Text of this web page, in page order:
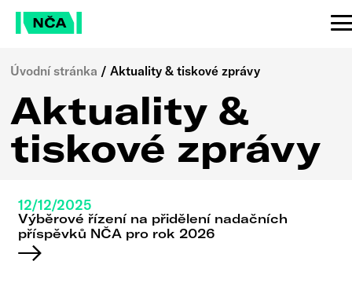
Úvodní stránka /Aktuality & tiskové zprávy
Aktuality &
tiskové zprávy
12/12/2025
Výběrové řízení na přidělení nadačních
příspěvků NČA pro rok 2026